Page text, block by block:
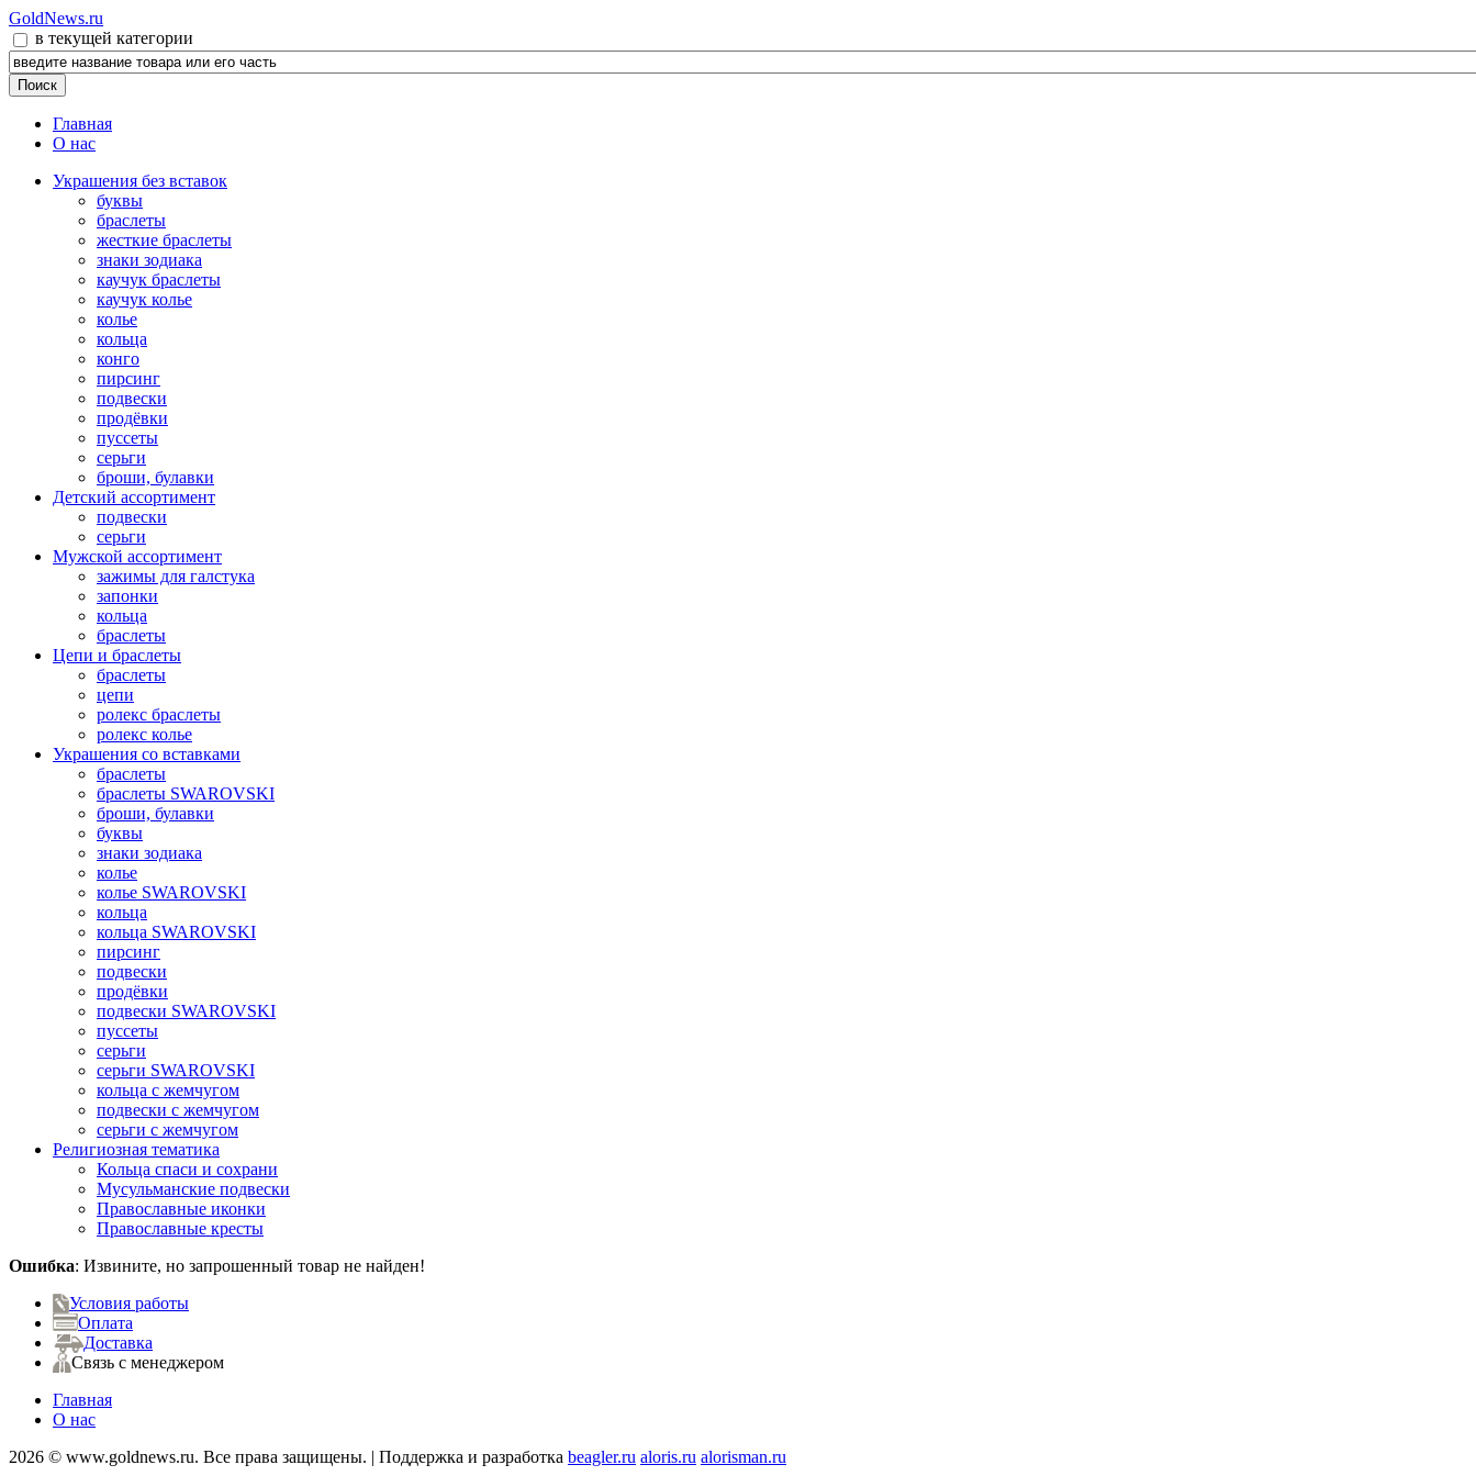
GoldNews.ru
в текущей категории
Главная
О нас
Украшения без вставок
буквы
браслеты
жесткие браслеты
знаки зодиака
каучук браслеты
каучук колье
колье
кольца
конго
пирсинг
подвески
продёвки
пуссеты
серьги
броши, булавки
Детский ассортимент
подвески
серьги
Мужской ассортимент
зажимы для галстука
запонки
кольца
браслеты
Цепи и браслеты
браслеты
цепи
ролекс браслеты
ролекс колье
Украшения со вставками
браслеты
браслеты SWAROVSKI
броши, булавки
буквы
знаки зодиака
колье
колье SWAROVSKI
кольца
кольца SWAROVSKI
пирсинг
подвески
продёвки
подвески SWAROVSKI
пуссеты
серьги
серьги SWAROVSKI
кольца с жемчугом
подвески с жемчугом
серьги с жемчугом
Религиозная тематика
Кольца спаси и сохрани
Мусульманские подвески
Православные иконки
Православные кресты
Ошибка: Извините, но запрошенный товар не найден!
Условия работы
Оплата
Доставка
Связь с менеджером
Главная
О нас
2026 © www.goldnews.ru. Все права защищены. | Поддержка и разработка beagler.ru aloris.ru alorisman.ru